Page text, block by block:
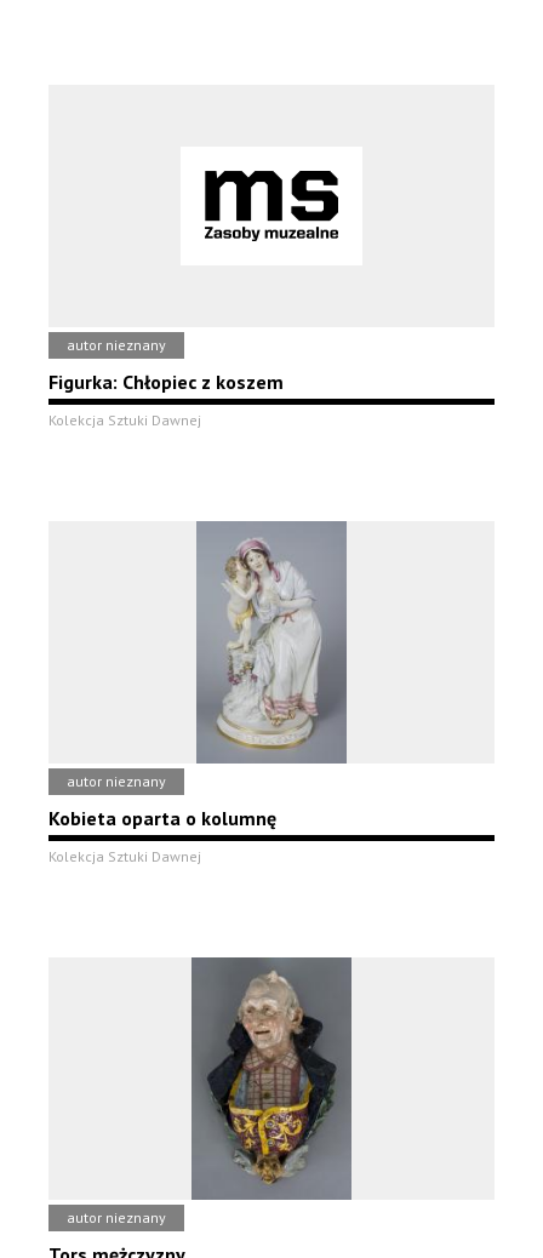
autor nieznany
Figurka: Chłopiec z koszem
Kolekcja Sztuki Dawnej
autor nieznany
Kobieta oparta o kolumnę
Kolekcja Sztuki Dawnej
autor nieznany